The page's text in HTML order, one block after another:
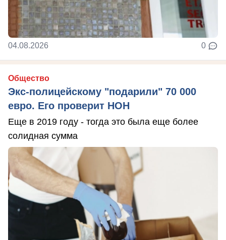
04.08.2026 0
Общество
Экс-полицейскому "подарили" 70 000
евро. Его проверит НОН
Еще в 2019 году - тогда это была еще более
солидная сумма